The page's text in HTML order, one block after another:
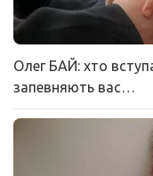
Олег БАЙ: хто
запевняють вас…